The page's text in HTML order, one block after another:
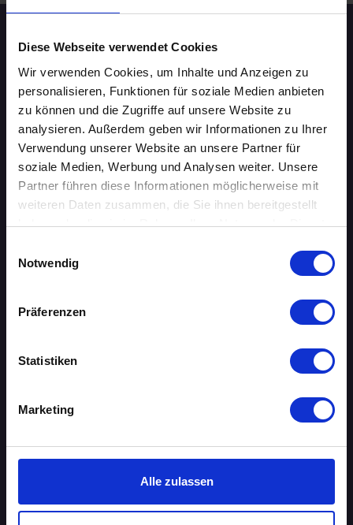
Diese Webseite verwendet Cookies
Wir verwenden Cookies, um Inhalte und Anzeigen zu
personalisieren, Funktionen für soziale Medien anbieten
zu können und die Zugriffe auf unsere Website zu
analysieren. Außerdem geben wir Informationen zu Ihrer
Verwendung unserer Website an unsere Partner für
soziale Medien, Werbung und Analysen weiter. Unsere
Partner führen diese Informationen möglicherweise mit
weiteren Daten zusammen, die Sie ihnen bereitgestellt
haben oder die sie im Rahmen Ihrer Nutzung der Dienste
Notwendig
Präferenzen
Statistiken
Marketing
Alle zulassen
Speed-Dating Events
ÜBERSICHT
AACHEN
AUGSBURG
BERLIN
BRAUNSCHWEIG
BREMEN
ERFURT
FRANKFURT AM MAIN